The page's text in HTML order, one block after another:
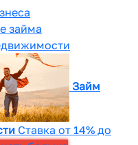
займа
Займ
Ставка от 14% до